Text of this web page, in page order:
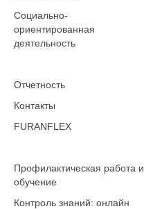
Социально-
ориентированная
деятельность
Отчетность
Контакты
FURANFLEX
Профилактическая работа и
обучение
Контроль знаний: онлайн